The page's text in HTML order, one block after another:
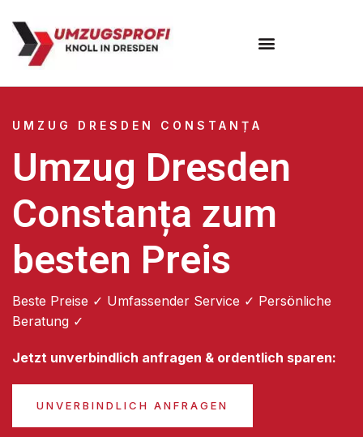
UMZUG DRESDEN CONSTANȚA
Umzug Dresden
Constanța zum
besten Preis
Beste Preise ✓ Umfassender Service ✓ Persönliche
Beratung ✓
Jetzt unverbindlich anfragen & ordentlich sparen:
UNVERBINDLICH ANFRAGEN